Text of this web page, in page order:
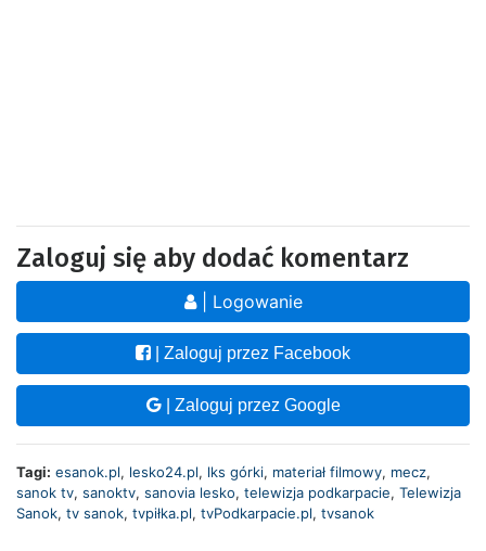
Zaloguj się aby dodać komentarz
| Logowanie
| Zaloguj przez Facebook
| Zaloguj przez Google
Tagi: esanok.pl, lesko24.pl, lks górki, materiał filmowy, mecz,
sanok tv, sanoktv, sanovia lesko, telewizja podkarpacie, Telewizja
Sanok, tv sanok, tvpiłka.pl, tvPodkarpacie.pl, tvsanok